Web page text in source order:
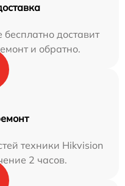
доставит
и обратно.
техники Hikvision
2 часов.